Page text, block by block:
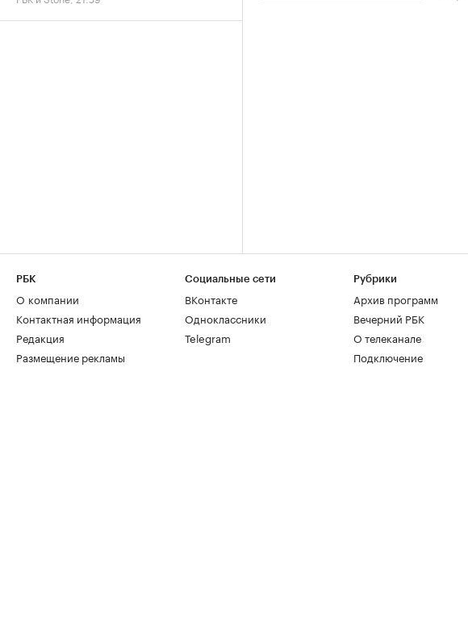
РБК
О компании
Контактная информация
Редакция
Размещение рекламы
Социальные сети
ВКонтакте
Одноклассники
Telegram
Рубрики
Архив программ
Вечерний РБК
О телеканале
Подключение